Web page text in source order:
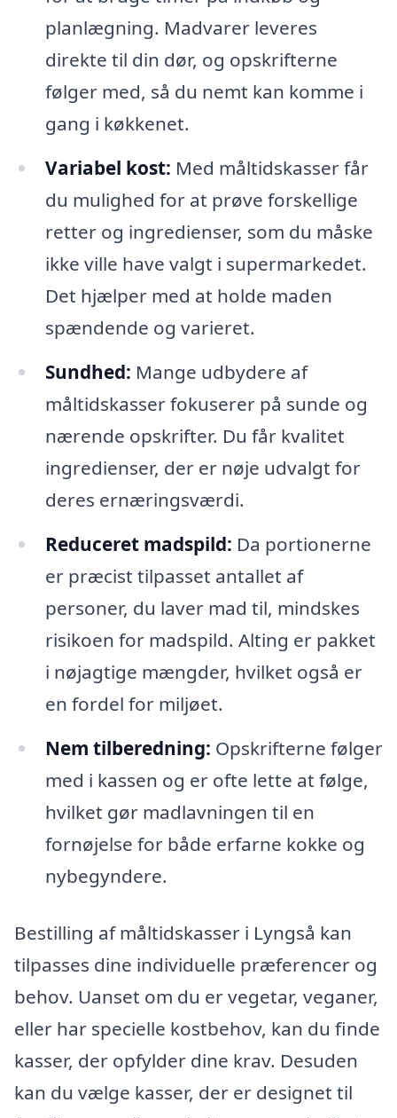
planlægning. Madvarer leveres
direkte til din dør, og opskrifterne
følger med, så du nemt kan komme i
gang i køkkenet.
Variabel kost: Med måltidskasser får
du mulighed for at prøve forskellige
retter og ingredienser, som du måske
ikke ville have valgt i supermarkedet.
Det hjælper med at holde maden
spændende og varieret.
Sundhed: Mange udbydere af
måltidskasser fokuserer på sunde og
nærende opskrifter. Du får kvalitet
ingredienser, der er nøje udvalgt for
deres ernæringsværdi.
Reduceret madspild: Da portionerne
er præcist tilpasset antallet af
personer, du laver mad til, mindskes
risikoen for madspild. Alting er pakket
i nøjagtige mængder, hvilket også er
en fordel for miljøet.
Nem tilberedning: Opskrifterne følger
med i kassen og er ofte lette at følge,
hvilket gør madlavningen til en
fornøjelse for både erfarne kokke og
nybegyndere.
Bestilling af måltidskasser i Lyngså kan
tilpasses dine individuelle præferencer og
behov. Uanset om du er vegetar, veganer,
eller har specielle kostbehov, kan du finde
kasser, der opfylder dine krav. Desuden
kan du vælge kasser, der er designet til